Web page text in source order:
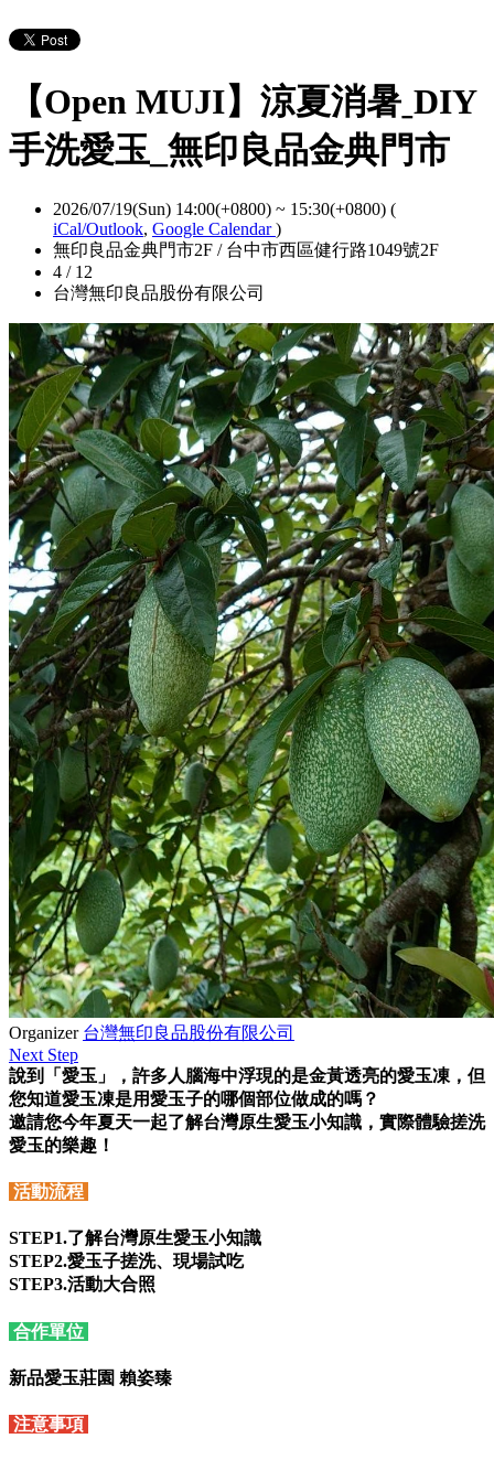
【Open MUJI】涼夏消暑ˍDIY
手洗愛玉_無印良品金典門市
2026/07/19(Sun) 14:00(+0800) ~ 15:30(+0800) (
iCal/Outlook, Google Calendar)
無印良品金典門市2F / 台中市西區健行路1049號2F
4 / 12
台灣無印良品股份有限公司
Organizer 台灣無印良品股份有限公司
Next Step
說到「愛玉」，許多人腦海中浮現的是金黃透亮的愛玉凍，但
您知道愛玉凍是用愛玉子的哪個部位做成的嗎？
邀請您今年夏天一起了解台灣原生愛玉小知識，實際體驗搓洗
愛玉的樂趣！
活動流程
STEP1.了解台灣原生愛玉小知識
STEP2.愛玉子搓洗、現場試吃
STEP3.活動大合照
合作單位
新品愛玉莊園 賴姿臻
注意事項